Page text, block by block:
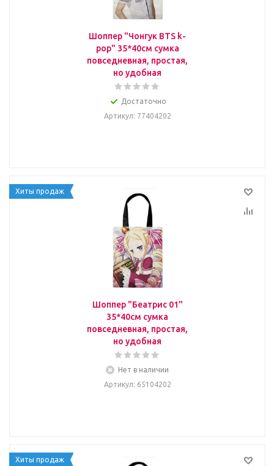
Шоппер "Чонгук BTS k-
pop" 35*40см сумка
повседневная, простая,
но удобная
Достаточно
Артикул: 77404202
Хиты продаж
Шоппер "Беатрис 01"
35*40см сумка
повседневная, простая,
но удобная
Нет в наличии
Артикул: 65104202
Хиты продаж